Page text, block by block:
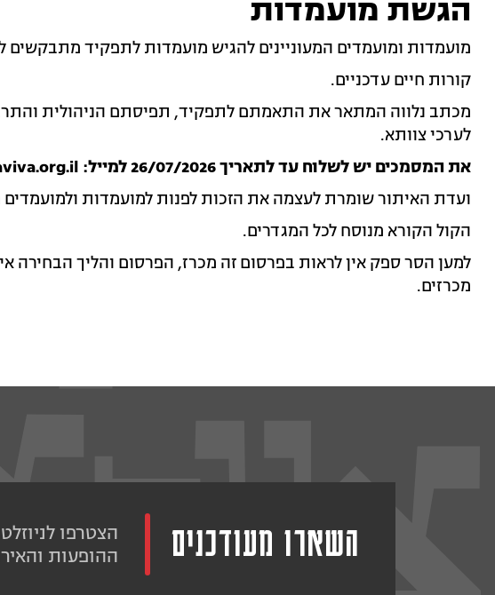
הגשת מועמדות
מועמדות ומועמדים המעוניינים להגיש מועמדות לתפקיד מתבקשים
קורות חיים עדכניים.
מכתב נלווה המתאר את התאמתם לתפקיד, תפיסתם הניהולית
לערכי צוותא.
את המסמכים יש לשלוח עד לתאריך 26/07/2026 למייל:
ועדת האיתור שומרת לעצמה את הזכות לפנות למועמדות
הקול הקורא מנוסח לכל המגדרים.
למען הסר ספק אין לראות בפרסום זה מכרז, הפרסום והליך הבחירה
מכרזים.
השארו מעודכנים
הצטרפו
ההופעות